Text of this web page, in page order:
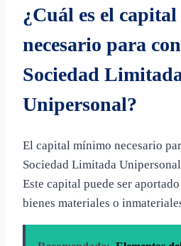
¿Cuál es el
necesario para
Sociedad
Unipersonal?
El capital mínimo necesario
Sociedad Limitada
Este capital puede ser
bienes materiales o